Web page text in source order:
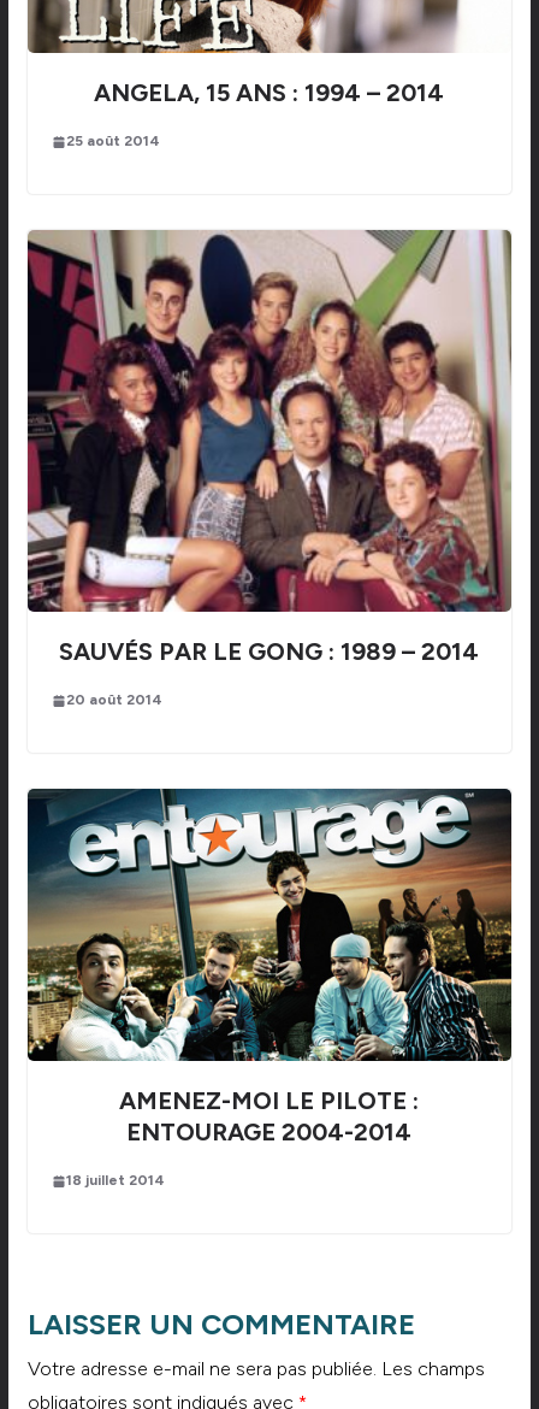
ANGELA, 15 ANS : 1994 – 2014
25 août 2014
SAUVÉS PAR LE GONG : 1989 – 2014
20 août 2014
AMENEZ-MOI LE PILOTE :
ENTOURAGE 2004-2014
18 juillet 2014
LAISSER UN COMMENTAIRE
Votre adresse e-mail ne sera pas publiée. Les champs
obligatoires sont indiqués avec *